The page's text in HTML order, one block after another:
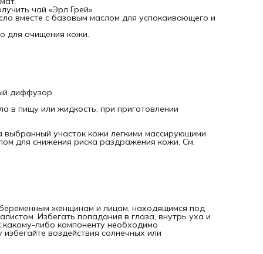
Основные преимущества
Обладает расслабляющим ароматом
Способствует очищению кожи
Благодаря своему успокаивающему воздействию часто
используется в лечебном массаже
Часть растения
Кожура бергамота
Основные химические компоненты
Лимонен, линалилацетат.
чай «Эрл Грей».
вместе с базовым маслом для успокаивающего и
для очищения кожи.
диффузор.
в пищу или жидкость, при приготовлении
участок кожи легкими массирующими
для снижения риска раздражения кожи. См.
женщинам и лицам, находящимся под
Избегать попадания в глаза, внутрь уха и
какому-либо компоненту необходимо
воздействия солнечных или